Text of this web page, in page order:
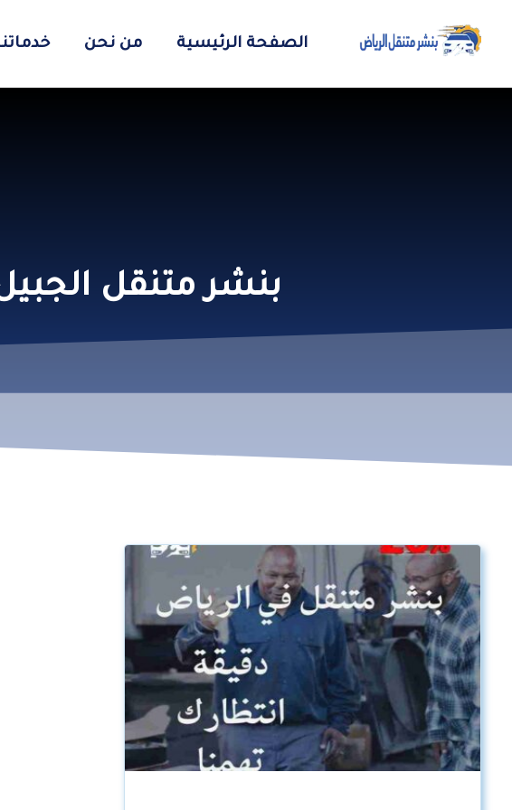
الصفحة الرئيسية من نحن
بنشر متنقل